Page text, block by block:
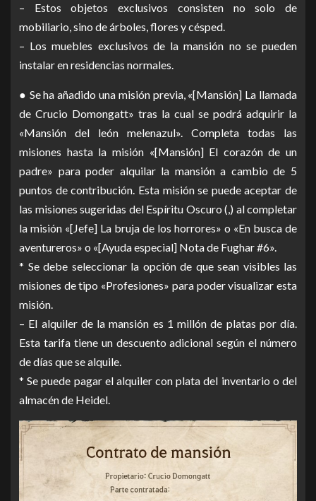
– Estos objetos exclusivos consisten no solo de
mobiliario, sino de árboles, flores y césped.
– Los muebles exclusivos de la mansión no se pueden
instalar en residencias normales.
● Se ha añadido una misión previa, «[Mansión] La llamada
de Crucio Domongatt» tras la cual se podrá adquirir la
«Mansión del león melenazul». Completa todas las
misiones hasta la misión «[Mansión] El corazón de un
padre» para poder alquilar la mansión a cambio de 5
puntos de contribución. Esta misión se puede aceptar de
las misiones sugeridas del Espíritu Oscuro (,) al completar
la misión «[Jefe] La bruja de los horrores» o «En busca de
aventureros» o «[Ayuda especial] Nota de Fughar #6».
* Se debe seleccionar la opción de que sean visibles las
misiones de tipo «Profesiones» para poder visualizar esta
misión.
– El alquiler de la mansión es 1 millón de platas por día.
Esta tarifa tiene un descuento adicional según el número
de días que se alquile.
* Se puede pagar el alquiler con plata del inventario o del
almacén de Heidel.